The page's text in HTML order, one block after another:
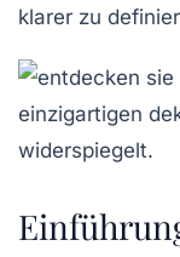
klarer zu